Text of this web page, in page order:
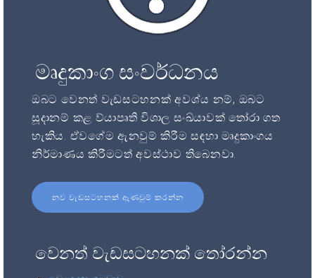
මෘදුකාංග සංවර්ධනය
ඔබට වෙනත් වැඩසටහනක් අවශ්ය නම්, ඔබට
සූදානම් කළ ව්යාපෘති විශාල සංඛ්යාවක් තෝරා ගත
හැකිය. ඒවගේම ඇනවුම් කිරීම සඳහා මෘදුකාංගය
නිර්මාණය කිරීමටත් අවස්ථාව තිබෙනවා.
නව වැඩසටහනක් ඇණවුම් කරන්න
වෙනත් වැඩසටහනක් තෝරන්න